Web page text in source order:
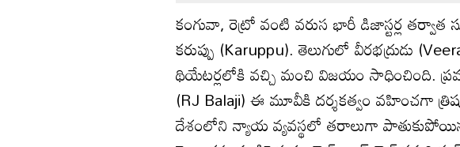
కంగువా, రెట్రో వంటి వ‌రుస భారీ డిజాస్ట‌ర్ల త‌ర్వాత
క‌రుప్పు (Karuppu). తెలుగులో వీర‌భ‌ద్రుడు
థియేట‌ర్ల‌లోకి వ‌చ్చి మంచి విజ‌యం సాధించింది.
(RJ Balaji) ఈ మూవీకి ద‌ర్శ‌క‌త్వం వ‌హించ‌గా
దేశంలోని న్యాయ వ్యవస్థలో త‌రాలుగా